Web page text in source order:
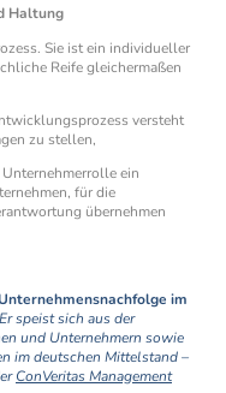
Haltung
Sie ist ein individueller
Reife gleichermaßen
versteht
zu stellen,
ein
für die
übernehmen
im
speist sich aus der
und Unternehmern sowie
im deutschen Mittelstand –
ConVeritas Management